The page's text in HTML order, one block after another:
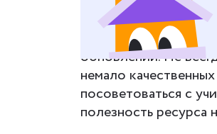
Перед установкой
выше 3 звёзд.
обновлений. Не
немало
посоветоваться с
полезность ресурса